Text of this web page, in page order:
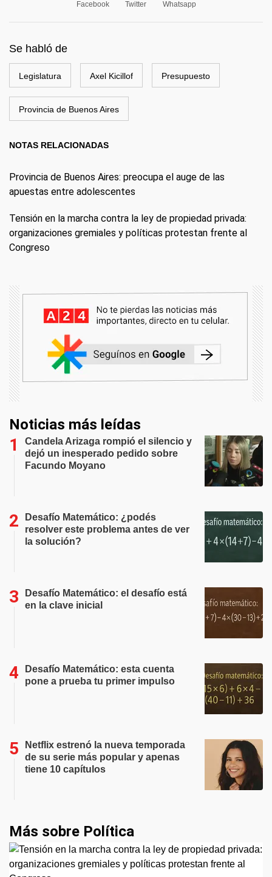
Facebook Twitter Whatsapp
Se habló de
Legislatura Axel Kicillof Presupuesto
Provincia de Buenos Aires
NOTAS RELACIONADAS
Provincia de Buenos Aires: preocupa el auge de las
apuestas entre adolescentes
Tensión en la marcha contra la ley de propiedad privada:
organizaciones gremiales y políticas protestan frente al
Congreso
Noticias más leídas
Candela Arizaga rompió el silencio y
dejó un inesperado pedido sobre
Facundo Moyano
Desafío Matemático: ¿podés
resolver este problema antes de ver
la solución?
Desafío Matemático: el desafío está
en la clave inicial
Desafío Matemático: esta cuenta
pone a prueba tu primer impulso
Netflix estrenó la nueva temporada
de su serie más popular y apenas
tiene 10 capítulos
Más sobre Política